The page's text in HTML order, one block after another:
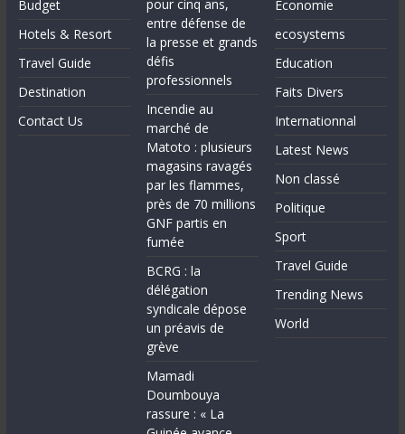
Budget
Hotels & Resort
Travel Guide
Destination
Contact Us
pour cinq ans,
entre défense de
la presse et grands
défis
professionnels
Incendie au
marché de
Matoto : plusieurs
magasins ravagés
par les flammes,
près de 70 millions
GNF partis en
fumée
BCRG : la
délégation
syndicale dépose
un préavis de
grève
Mamadi
Doumbouya
rassure : « La
Economie
ecosystems
Education
Faits Divers
Internationnal
Latest News
Non classé
Politique
Sport
Travel Guide
Trending News
World